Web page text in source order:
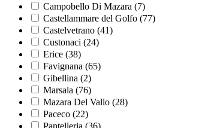
Campobello Di Mazara (7)
Castellammare del Golfo (77)
Castelvetrano (41)
Custonaci (24)
Erice (38)
Favignana (65)
Gibellina (2)
Marsala (76)
Mazara Del Vallo (28)
Paceco (22)
Pantelleria (36)